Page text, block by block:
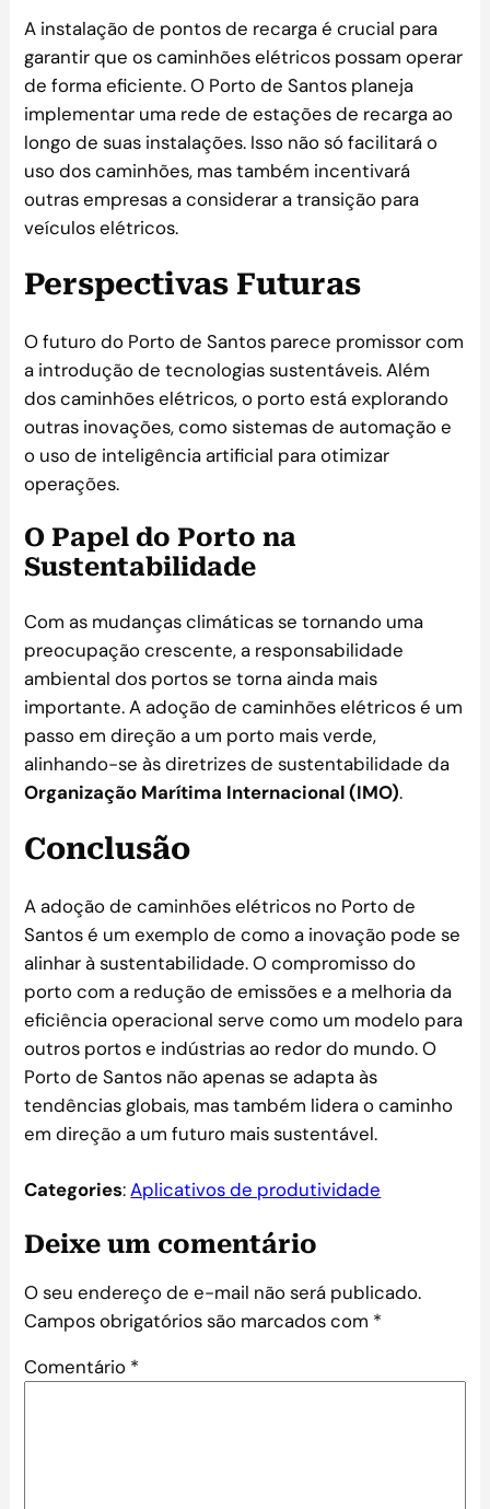
A instalação de pontos de recarga é crucial para
garantir que os caminhões elétricos possam operar
de forma eficiente. O Porto de Santos planeja
implementar uma rede de estações de recarga ao
longo de suas instalações. Isso não só facilitará o
uso dos caminhões, mas também incentivará
outras empresas a considerar a transição para
veículos elétricos.
Perspectivas Futuras
O futuro do Porto de Santos parece promissor com
a introdução de tecnologias sustentáveis. Além
dos caminhões elétricos, o porto está explorando
outras inovações, como sistemas de automação e
o uso de inteligência artificial para otimizar
operações.
O Papel do Porto na
Sustentabilidade
Com as mudanças climáticas se tornando uma
preocupação crescente, a responsabilidade
ambiental dos portos se torna ainda mais
importante. A adoção de caminhões elétricos é um
passo em direção a um porto mais verde,
alinhando-se às diretrizes de sustentabilidade da
Organização Marítima Internacional (IMO).
Conclusão
A adoção de caminhões elétricos no Porto de
Santos é um exemplo de como a inovação pode se
alinhar à sustentabilidade. O compromisso do
porto com a redução de emissões e a melhoria da
eficiência operacional serve como um modelo para
outros portos e indústrias ao redor do mundo. O
Porto de Santos não apenas se adapta às
tendências globais, mas também lidera o caminho
em direção a um futuro mais sustentável.
Categories:Aplicativos de produtividade
Deixe um comentário
O seu endereço de e-mail não será publicado.
Campos obrigatórios são marcados com *
Comentário *